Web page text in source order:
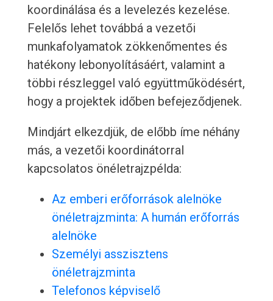
koordinálása és a levelezés kezelése.
Felelős lehet továbbá a vezetői
munkafolyamatok zökkenőmentes és
hatékony lebonyolításáért, valamint a
többi részleggel való együttműködésért,
hogy a projektek időben befejeződjenek.
Mindjárt elkezdjük, de előbb íme néhány
más, a vezetői koordinátorral
kapcsolatos önéletrajzpélda:
Az emberi erőforrások alelnöke
önéletrajzminta: A humán erőforrás
alelnöke
Személyi asszisztens
önéletrajzminta
Telefonos képviselő